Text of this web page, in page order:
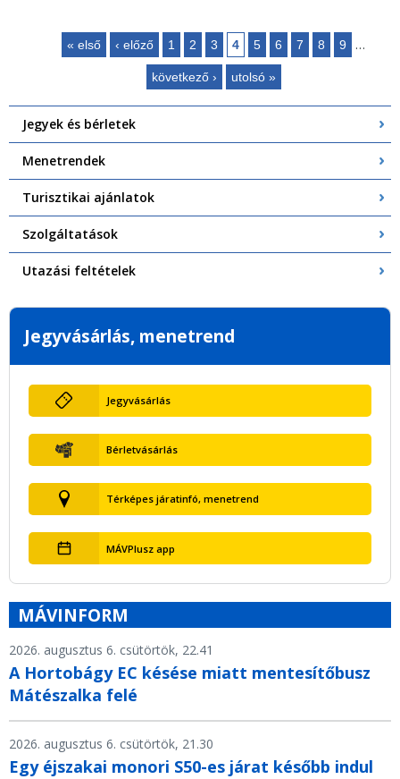
« első ‹ előző 1 2 3 4 5 6 7 8 9 …
következő › utolsó »
Jegyek és bérletek
Menetrendek
Turisztikai ajánlatok
Szolgáltatások
Utazási feltételek
Jegyvásárlás, menetrend
Jegyvásárlás
Bérletvásárlás
Térképes járatinfó, menetrend
MÁVPlusz app
MÁVINFORM
2026. augusztus 6. csütörtök, 22.41
A Hortobágy EC késése miatt mentesítőbusz
Mátészalka felé
2026. augusztus 6. csütörtök, 21.30
Egy éjszakai monori S50-es járat később indul